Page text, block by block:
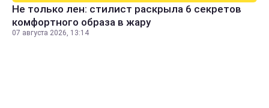
Не только лен: стилист раскрыла 6 секретов
комфортного образа в жару
07 августа 2026, 13:14